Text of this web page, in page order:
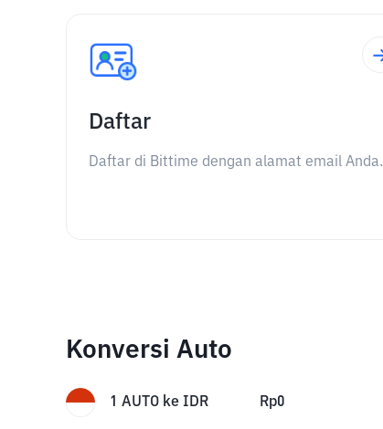
Daftar
Daftar di Bittime dengan alamat email Anda.
Konversi Auto
1 AUTO ke IDR Rp0